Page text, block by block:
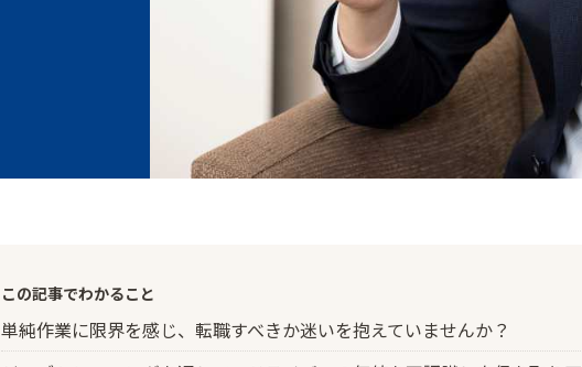
この記事でわかること
単純作業に限界を感じ、転職すべきか迷いを抱えていませんか？